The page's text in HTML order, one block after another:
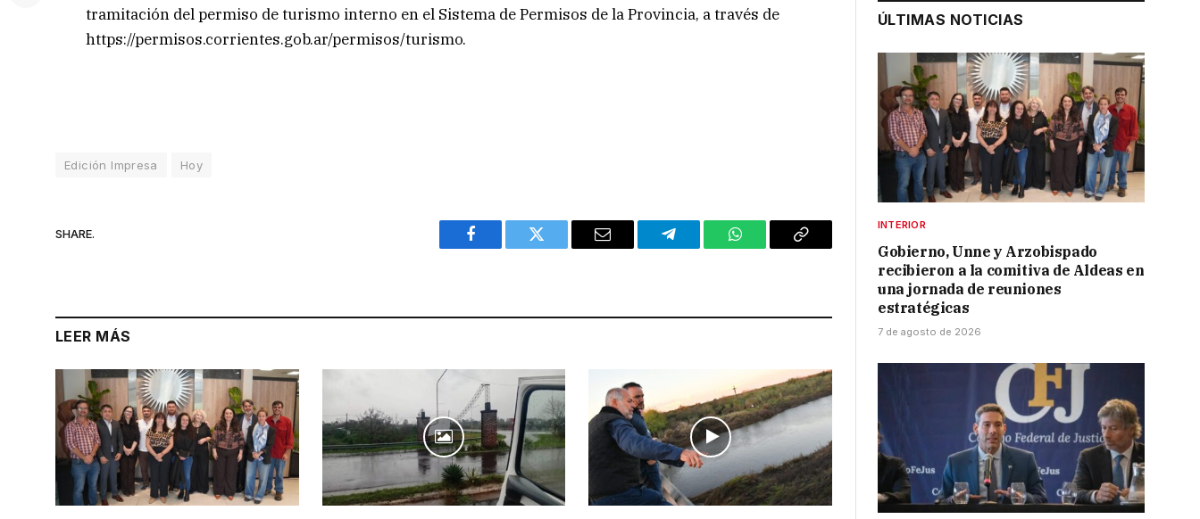
tramitación del permiso de turismo interno en el Sistema de Permisos de la Provincia, a través de
https://permisos.corrientes.gob.ar/permisos/turismo.
Edición Impresa Hoy
SHARE.
Facebook Twitter Email Telegram WhatsAppCopy
LEER MÁS
ÚLTIMAS NOTICIAS
INTERIOR
Gobierno, Unne y Arzobispado
recibieron a la comitiva de Aldeas en
una jornada de reuniones
estratégicas
7 de agosto de 2026